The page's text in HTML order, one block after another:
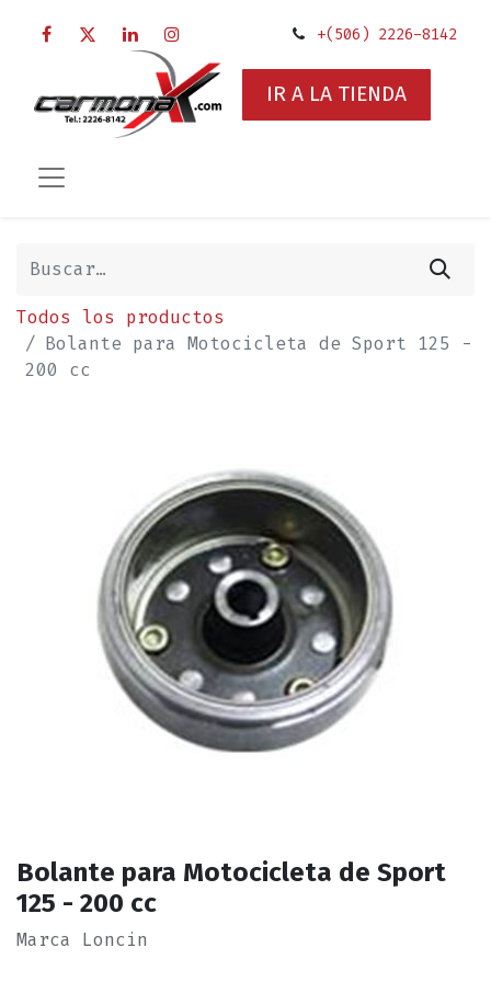
+(506) 2226-8142
IR A LA TIENDA
Todos los productos
Bolante para Motocicleta de Sport 125 -
200 cc
Bolante para Motocicleta de Sport
125 - 200 cc
Marca Loncin